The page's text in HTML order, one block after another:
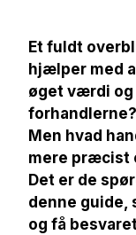
Et fuldt
hjælper med
øget værdi og
Men hvad
mere præcist
Det er de
denne guide,
og få